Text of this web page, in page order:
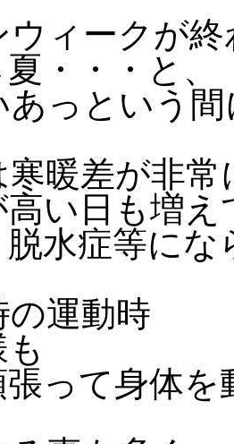
ウィークが
・・・と、
あっという
寒暖差が非
高い日も増
水症等に
運動時
って身体